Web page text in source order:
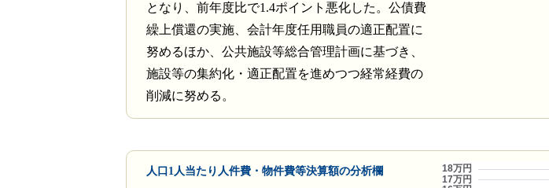
となり、前年度比で1.4ポイント悪化した。公債費
繰上償還の実施、会計年度任用職員の適正配置に
努めるほか、公共施設等総合管理計画に基づき、
施設等の集約化・適正配置を進めつつ経常経費の
削減に努める。
人口1人当たり人件費・物件費等決算額の分析欄